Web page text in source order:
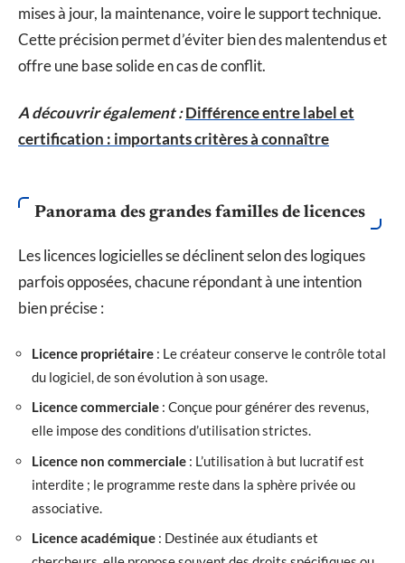
mises à jour, la maintenance, voire le support technique.
Cette précision permet d’éviter bien des malentendus et
offre une base solide en cas de conflit.
A découvrir également :Différence entre label et
certification : importants critères à connaître
Panorama des grandes familles de licences
Les licences logicielles se déclinent selon des logiques
parfois opposées, chacune répondant à une intention
bien précise :
Licence propriétaire : Le créateur conserve le contrôle total
du logiciel, de son évolution à son usage.
Licence commerciale : Conçue pour générer des revenus,
elle impose des conditions d’utilisation strictes.
Licence non commerciale : L’utilisation à but lucratif est
interdite ; le programme reste dans la sphère privée ou
associative.
Licence académique : Destinée aux étudiants et